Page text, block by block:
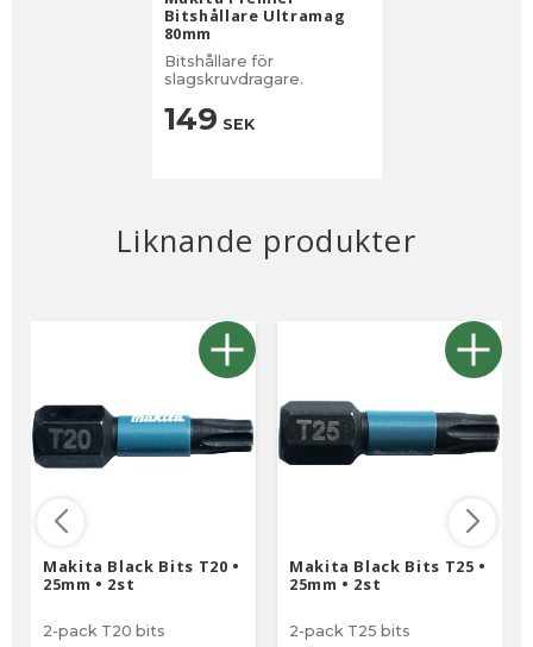
Bitshållare Ultramag
80mm
Bitshållare för
slagskruvdragare.
149 SEK
Liknande produkter
Makita Black Bits T20 •
25mm • 2st
2-pack T20 bits
Makita Black Bits T25 •
25mm • 2st
2-pack T25 bits